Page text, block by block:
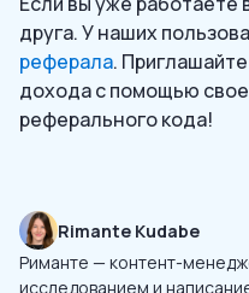
друга. У наших
реферала.
дохода с помощью
реферального кода!
Rimante Kudabe
Риманте — контент-
исследованием и